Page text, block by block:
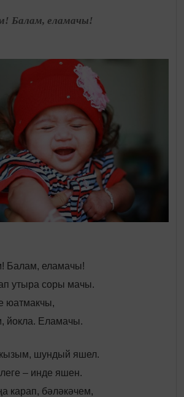
Балам, еламачы!
Балам, еламачы!
утыра соры мачы.
юатмакчы,
йокла. Еламачы.
кызым, шундый яшел.
– инде яшен.
карап, бәләкәчем,